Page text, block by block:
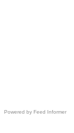
Powered by Feed Informer